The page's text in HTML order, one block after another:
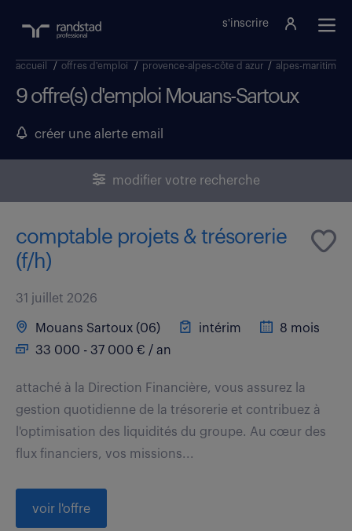
s'inscrire
accueil / offres d'emploi / provence-alpes-côte d azur / alpes-maritimes
9 offre(s) d'emploi Mouans-Sartoux
créer une alerte email
modifier votre recherche
comptable projets & trésorerie
(f/h)
31 juillet 2026
Mouans Sartoux (06) intérim
8 mois
33 000 - 37 000 € / an
attaché à la Direction Financière, vous assurez la
gestion quotidienne de la trésorerie et contribuez à
l'optimisation des liquidités du groupe. Au cœur des
flux financiers, vos missions...
voir l'offre